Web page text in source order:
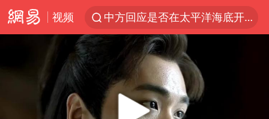
视频
中方回应是否在太平洋海底开采稀土
看守所辅警收受10万获刑1年
宇树科技发行价格150.80元/股
CIA被曝已秘密设立古巴工作组